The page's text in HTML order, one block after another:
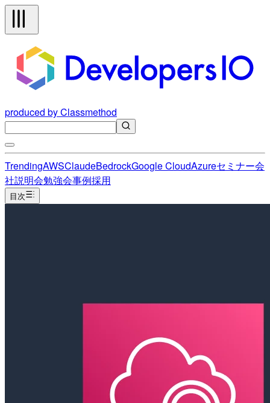
produced by Classmethod
TrendingAWSClaudeBedrockGoogle CloudAzureセミナー会
社説明会勉強会事例採用
目次